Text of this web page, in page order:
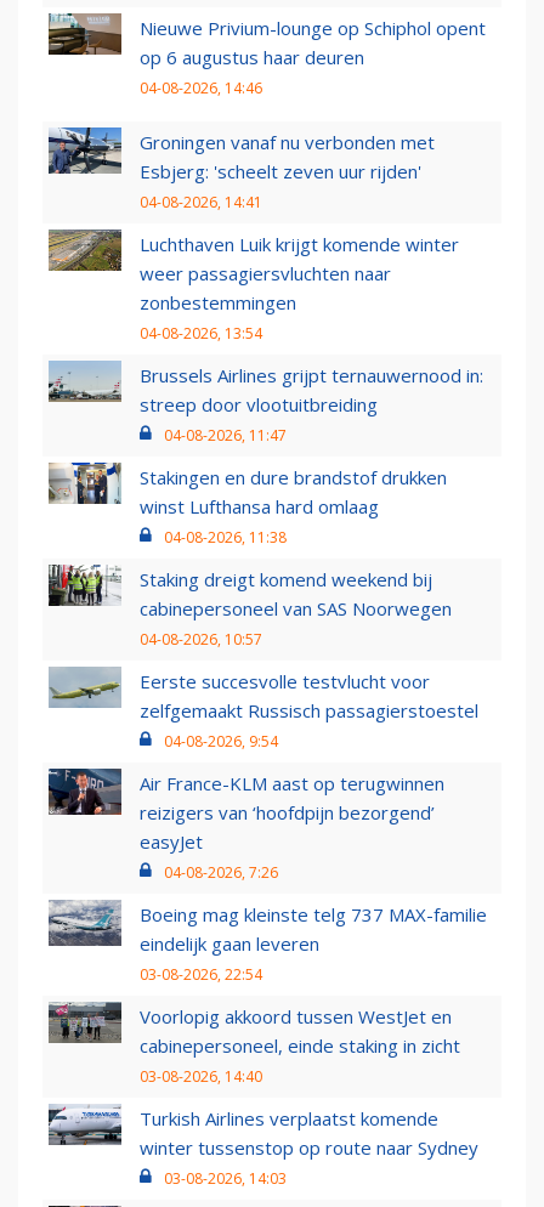
Nieuwe Privium-lounge op Schiphol opent
op 6 augustus haar deuren
04-08-2026, 14:46
Groningen vanaf nu verbonden met
Esbjerg: 'scheelt zeven uur rijden'
04-08-2026, 14:41
Luchthaven Luik krijgt komende winter
weer passagiersvluchten naar
zonbestemmingen
04-08-2026, 13:54
Brussels Airlines grijpt ternauwernood in:
streep door vlootuitbreiding
04-08-2026, 11:47
Stakingen en dure brandstof drukken
winst Lufthansa hard omlaag
04-08-2026, 11:38
Staking dreigt komend weekend bij
cabinepersoneel van SAS Noorwegen
04-08-2026, 10:57
Eerste succesvolle testvlucht voor
zelfgemaakt Russisch passagierstoestel
04-08-2026, 9:54
Air France-KLM aast op terugwinnen
reizigers van ‘hoofdpijn bezorgend’
easyJet
04-08-2026, 7:26
Boeing mag kleinste telg 737 MAX-familie
eindelijk gaan leveren
03-08-2026, 22:54
Voorlopig akkoord tussen WestJet en
cabinepersoneel, einde staking in zicht
03-08-2026, 14:40
Turkish Airlines verplaatst komende
winter tussenstop op route naar Sydney
03-08-2026, 14:03